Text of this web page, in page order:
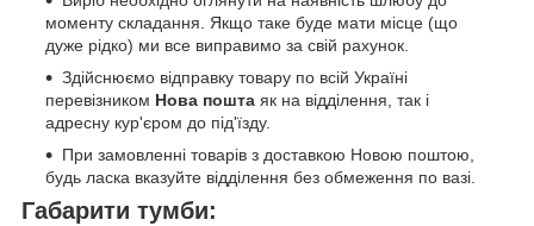
моменту складання. Якщо таке буде мати місце (що
дуже рідко) ми все виправимо за свій рахунок.
Здійснюємо відправку товару по всій Україні
перевізником Нова пошта як на відділення, так і
адресну кур'єром до під'їзду.
При замовленні товарів з доставкою Новою поштою,
будь ласка вказуйте відділення без обмеження по вазі.
Габарити тумби: